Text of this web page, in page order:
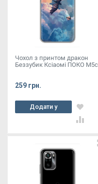
Чохол з принтом дракон
Беззубик Ксіаомі ПОКО М5с
259 грн.
Додати у
кошик